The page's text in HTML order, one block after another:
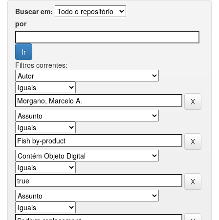
Buscar em:
por
Filtros correntes: